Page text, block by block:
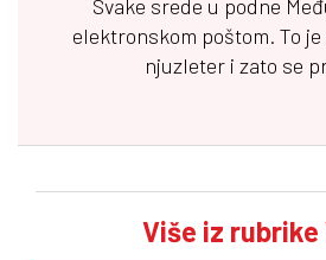
Svake srede u podne
elektronskom poštom. To
njuzleter i zato se
Više iz